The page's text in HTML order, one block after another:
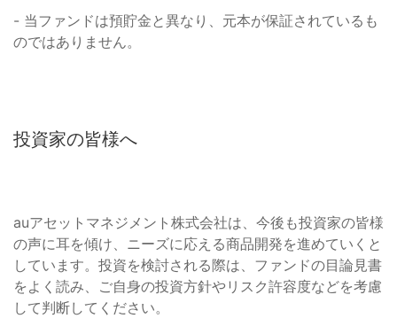
- 当ファンドは預貯金と異なり、元本が保証されているも
のではありません。
投資家の皆様へ
auアセットマネジメント株式会社は、今後も投資家の皆様
の声に耳を傾け、ニーズに応える商品開発を進めていくと
しています。投資を検討される際は、ファンドの目論見書
をよく読み、ご自身の投資方針やリスク許容度などを考慮
して判断してください。